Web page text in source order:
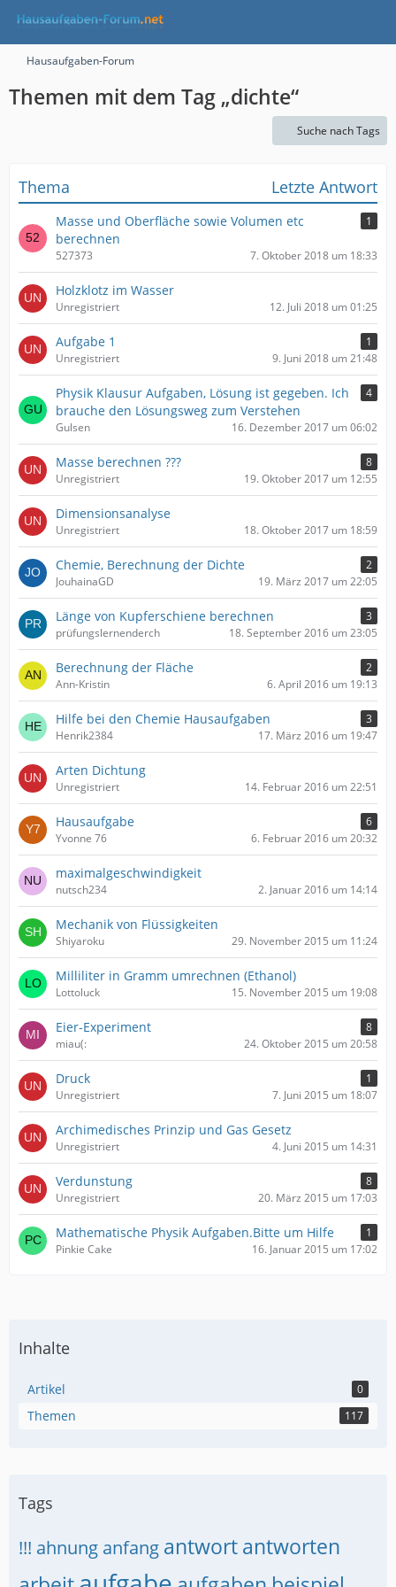
Hausaufgaben-Forum
Themen mit dem Tag „dichte“
Suche nach Tags
Thema Letzte Antwort
Masse und Oberfläche sowie Volumen etc
berechnen
1
527373 7. Oktober 2018 um 18:33
Holzklotz im Wasser
Unregistriert 12. Juli 2018 um 01:25
Aufgabe 1
1
Unregistriert
9. Juni 2018 um 21:48
Physik Klausur Aufgaben, Lösung ist gegeben. Ich
brauche den Lösungsweg zum Verstehen
4
Gulsen 16. Dezember 2017 um 06:02
Masse berechnen ???
8
Unregistriert
19. Oktober 2017 um 12:55
Dimensionsanalyse
Unregistriert 18. Oktober 2017 um 18:59
Chemie, Berechnung der Dichte
2
JouhainaGD
19. März 2017 um 22:05
Länge von Kupferschiene berechnen
3
prüfungslernenderch
18. September 2016 um 23:05
Berechnung der Fläche
2
Ann-Kristin
6. April 2016 um 19:13
Hilfe bei den Chemie Hausaufgaben
3
Henrik2384
17. März 2016 um 19:47
Arten Dichtung
Unregistriert 14. Februar 2016 um 22:51
Hausaufgabe
6
Yvonne 76
6. Februar 2016 um 20:32
maximalgeschwindigkeit
nutsch234 2. Januar 2016 um 14:14
Mechanik von Flüssigkeiten
Shiyaroku 29. November 2015 um 11:24
Milliliter in Gramm umrechnen (Ethanol)
Lottoluck 15. November 2015 um 19:08
Eier-Experiment
8
miau(:
24. Oktober 2015 um 20:58
Druck
1
Unregistriert
7. Juni 2015 um 18:07
Archimedisches Prinzip und Gas Gesetz
Unregistriert 4. Juni 2015 um 14:31
Verdunstung
8
Unregistriert
20. März 2015 um 17:03
Mathematische Physik Aufgaben.Bitte um Hilfe
1
Pinkie Cake
16. Januar 2015 um 17:02
Inhalte
Artikel 0
Themen 117
Tags
!!! ahnung anfang antwortantworten